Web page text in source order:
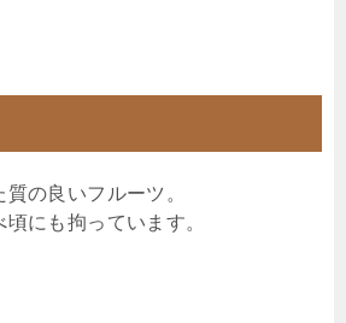
の良いフルーツ。
にも拘っています。